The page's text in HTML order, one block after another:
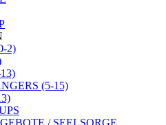
2)
(5-15)